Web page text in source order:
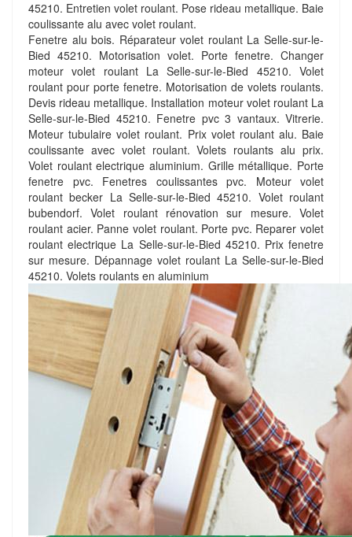
45210. Entretien volet roulant. Pose rideau metallique. Baie
coulissante alu avec volet roulant.
Fenetre alu bois. Réparateur volet roulant La Selle-sur-le-
Bied 45210. Motorisation volet. Porte fenetre. Changer
moteur volet roulant La Selle-sur-le-Bied 45210. Volet
roulant pour porte fenetre. Motorisation de volets roulants.
Devis rideau metallique. Installation moteur volet roulant La
Selle-sur-le-Bied 45210. Fenetre pvc 3 vantaux. Vitrerie.
Moteur tubulaire volet roulant. Prix volet roulant alu. Baie
coulissante avec volet roulant. Volets roulants alu prix.
Volet roulant electrique aluminium. Grille métallique. Porte
fenetre pvc. Fenetres coulissantes pvc. Moteur volet
roulant becker La Selle-sur-le-Bied 45210. Volet roulant
bubendorf. Volet roulant rénovation sur mesure. Volet
roulant acier. Panne volet roulant. Porte pvc. Reparer volet
roulant electrique La Selle-sur-le-Bied 45210. Prix fenetre
sur mesure. Dépannage volet roulant La Selle-sur-le-Bied
45210. Volets roulants en aluminium